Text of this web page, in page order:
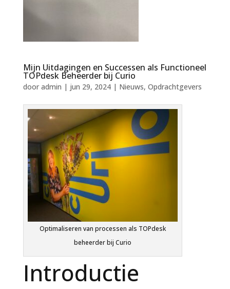
Mijn Uitdagingen en Successen als Functioneel
TOPdesk Beheerder bij Curio
door admin | jun 29, 2024| Nieuws, Opdrachtgevers
Optimaliseren van processen als TOPdesk
beheerder bij Curio
Introductie